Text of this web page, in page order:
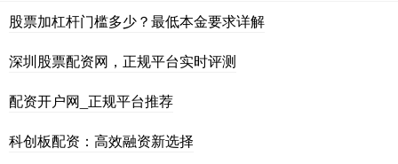
股票加杠杆门槛多少？最低本金要求详解
深圳股票配资网，正规平台实时评测
配资开户网_正规平台推荐
科创板配资：高效融资新选择